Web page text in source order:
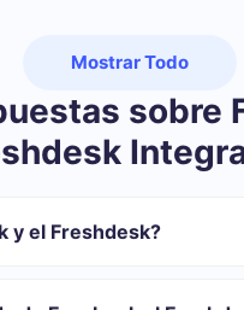
Mostrar Todo
sobre
y el Freshdesk?